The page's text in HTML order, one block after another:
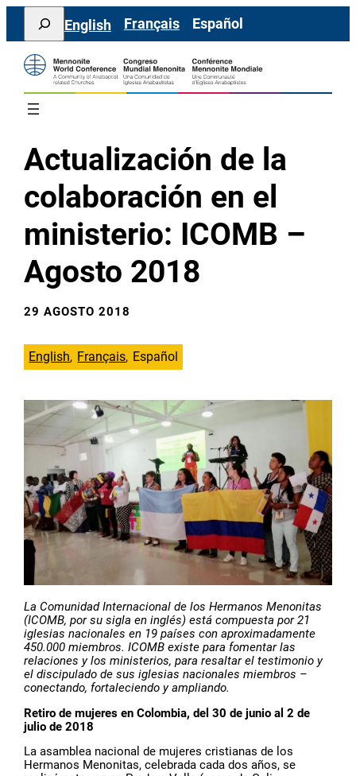
Saltar
contenido
Search
English Français Español
Actualización de la
colaboración en el
ministerio: ICOMB –
Agosto 2018
29 AGOSTO 2018
English Français Español
La Comunidad Internacional de los Hermanos Menonitas
(ICOMB, por su sigla en inglés) está compuesta por 21
iglesias nacionales en 19 países con aproximadamente
450.000 miembros. ICOMB existe para fomentar las
relaciones y los ministerios, para resaltar el testimonio y
el discipulado de sus iglesias nacionales miembros –
conectando, fortaleciendo y ampliando.
Retiro de mujeres en Colombia, del 30 de junio al 2 de
julio de 2018
La asamblea nacional de mujeres cristianas de los
Hermanos Menonitas, celebrada cada dos años, se